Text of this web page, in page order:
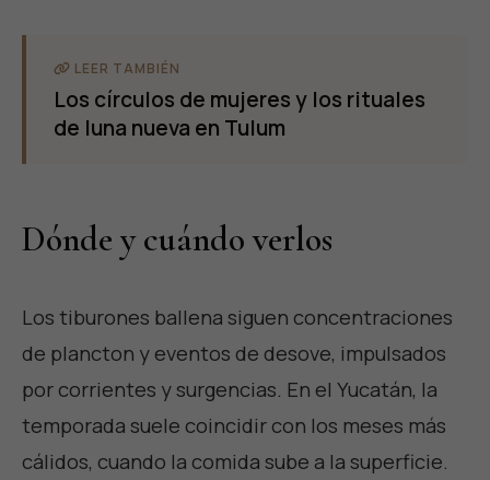
LEER TAMBIÉN
Los círculos de mujeres y los rituales
de luna nueva en Tulum
Dónde y cuándo verlos
Los tiburones ballena siguen concentraciones
de plancton y eventos de desove, impulsados
por corrientes y surgencias. En el Yucatán, la
temporada suele coincidir con los meses más
cálidos, cuando la comida sube a la superficie.